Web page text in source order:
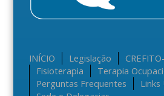
INÍCIO Legislação
Fisioterapia
Terapia
Perguntas Frequentes
Links